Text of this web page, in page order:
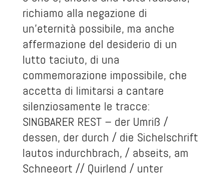
richiamo alla negazione di
un’eternità possibile, ma anche
affermazione del desiderio di un
lutto taciuto, di una
commemorazione impossibile, che
accetta di limitarsi a cantare
silenziosamente le tracce:
SINGBARER REST – der Umriß /
dessen, der durch / die Sichelschrift
lautos indurchbrach, / abseits, am
Schneeort // Quirlend / unter